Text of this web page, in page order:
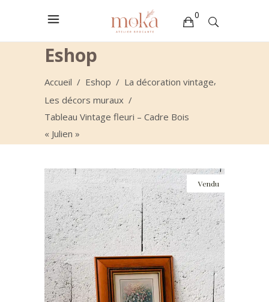
0
Votre sélection est vide
Eshop
Accueil / Eshop / La décoration vintage,
Les décors muraux /
Tableau Vintage fleuri – Cadre Bois
« Julien »
Vendu